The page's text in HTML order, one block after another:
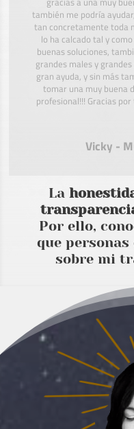
también me podría
tan concretamente toda
lo ha calcado tal y
buenas soluciones,
grandes males y
gran ayuda, y sin más
tomar una muy buena
profesional!!! Gracias
Vicky -
La
Por ello,
que
sobre mi